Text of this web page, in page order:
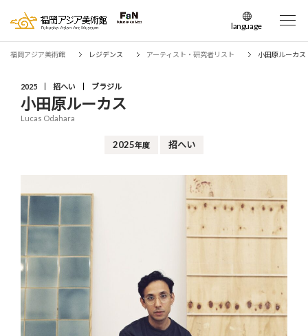
language
日本語
福岡アジア美術館 レジデンス アーティスト・研究者リスト 小田原ルーカス
2025 招へい ブラジル
小田原ルーカス
Lucas Odahara
2025年度 招へい